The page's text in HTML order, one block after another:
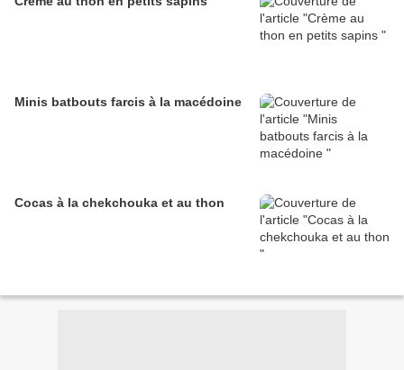
Minis batbouts farcis à la macédoine
Cocas à la chekchouka et au thon